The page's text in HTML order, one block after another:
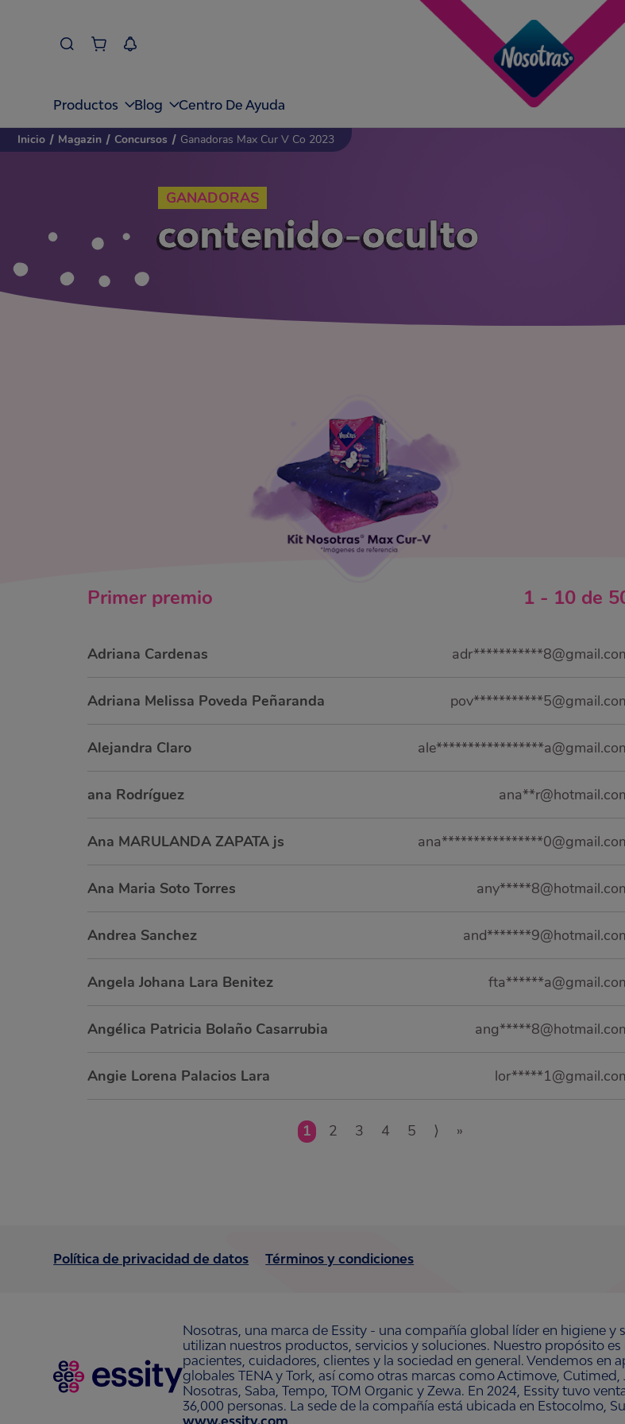
Productos Blog Centro De Ayuda
Inicio / Magazin / Concursos / Ganadoras Max Cur V Co 2023
GANADORAS
contenido-oculto
Primerpremio 1 - 10 de
Adriana Cardenas
Adriana Melissa Poveda Peñaranda
Alejandra Claro
ana Rodríguez
Ana MARULANDA ZAPATA js
Ana Maria Soto Torres
Andrea Sanchez
Angela Johana Lara Benitez
Angélica Patricia Bolaño Casarrubia
Angie Lorena Palacios Lara
1 2 3 4 5 ⟩ »
Política de privacidad de datos Términos y condiciones
Nosotras, una marca de Essity - una compañía global líder en higiene y
utilizan nuestros productos, servicios y soluciones. Nuestro propósito
pacientes, cuidadores, clientes y la sociedad en general. Vendemos en
globales TENA y Tork, así como otras marcas como Actimove,
Nosotras, Saba, Tempo, TOM Organic y Zewa. En 2024, Essity tuvo
36,000 personas. La sede de la compañía está ubicada en Estocolmo,
www.essity.com